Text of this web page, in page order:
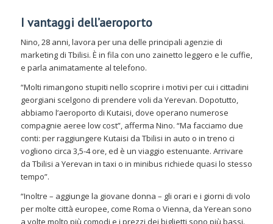
I vantaggi dell’aeroporto
Nino, 28 anni, lavora per una delle principali agenzie di
marketing di Tbilisi. È in fila con uno zainetto leggero e le cuffie,
e parla animatamente al telefono.
“Molti rimangono stupiti nello scoprire i motivi per cui i cittadini
georgiani scelgono di prendere voli da Yerevan. Dopotutto,
abbiamo l’aeroporto di Kutaisi, dove operano numerose
compagnie aeree low cost”, afferma Nino. “Ma facciamo due
conti: per raggiungere Kutaisi da Tbilisi in auto o in treno ci
vogliono circa 3,5-4 ore, ed è un viaggio estenuante. Arrivare
da Tbilisi a Yerevan in taxi o in minibus richiede quasi lo stesso
tempo”.
“Inoltre – aggiunge la giovane donna – gli orari e i giorni di volo
per molte città europee, come Roma o Vienna, da Yerean sono